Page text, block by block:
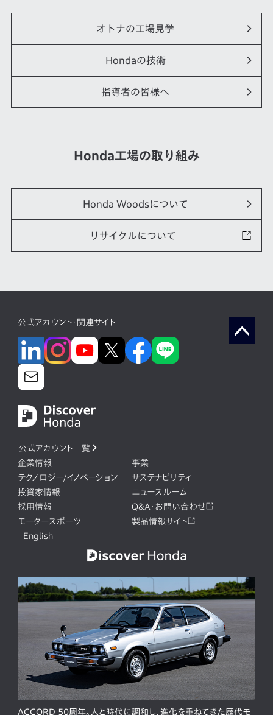
オトナの工場見学
Hondaの技術
指導者の皆様へ
Honda工場の取り組み
Honda Woodsについて
リサイクルについて
公式アカウント・関連サイト
公式アカウント一覧
企業情報
事業
テクノロジー/イノベーション
サステナビリティ
投資家情報
ニュースルーム
採用情報
Q&A・お問い合わせ
モータースポーツ
製品情報サイト
English
ACCORD 50周年。人と時代に調和し、進化を重ねてきた歴代モ